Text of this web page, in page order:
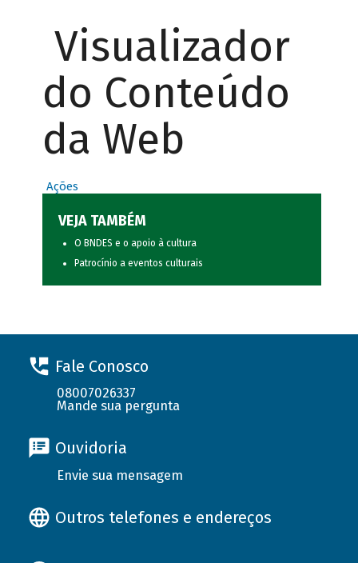
Visualizador
do Conteúdo
da Web
Ações
VEJA TAMBÉM
O BNDES e o apoio à cultura
Patrocínio a eventos culturais
Fale Conosco
08007026337
Mande sua pergunta
Ouvidoria
Envie sua mensagem
Outros telefones e endereços